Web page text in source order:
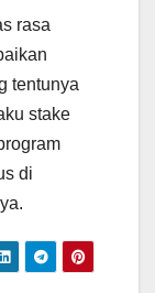
rasa
tentunya
stake
di